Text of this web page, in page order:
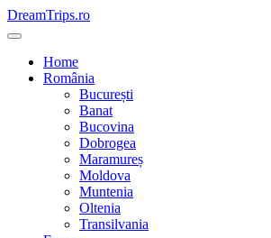
Skip
to
DreamTrips.ro
Home
România
București
Banat
Bucovina
Dobrogea
Maramureș
Moldova
Muntenia
Oltenia
Transilvania